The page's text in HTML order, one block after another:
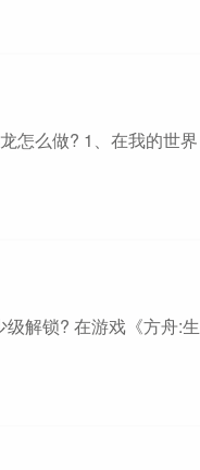
怎么做? 1、在我的世界
解锁? 在游戏《方舟:生